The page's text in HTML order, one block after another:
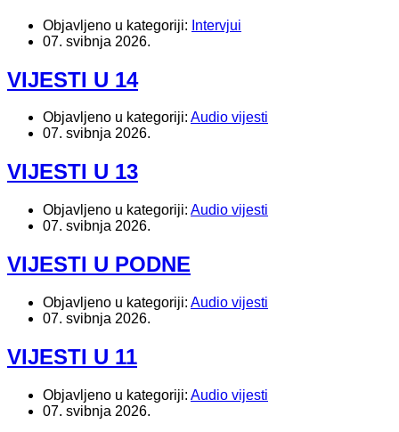
Objavljeno u kategoriji: Intervjui
07. svibnja 2026.
VIJESTI U 14
Objavljeno u kategoriji: Audio vijesti
07. svibnja 2026.
VIJESTI U 13
Objavljeno u kategoriji: Audio vijesti
07. svibnja 2026.
VIJESTI U PODNE
Objavljeno u kategoriji: Audio vijesti
07. svibnja 2026.
VIJESTI U 11
Objavljeno u kategoriji: Audio vijesti
07. svibnja 2026.